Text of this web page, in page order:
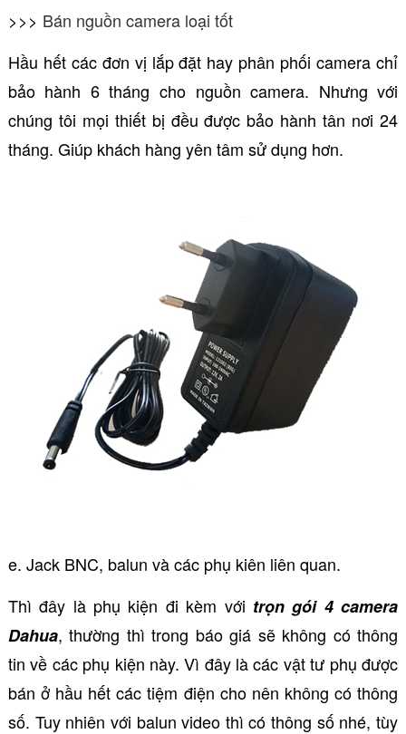
>>> Bán nguồn camera loại tốt
Hầu hết các đơn vị lắp đặt hay phân phối camera chỉ
bảo hành 6 tháng cho nguồn camera. Nhưng với
chúng tôi mọi thiết bị đều được bảo hành tân nơi 24
tháng. Giúp khách hàng yên tâm sử dụng hơn.
e. Jack BNC, balun và các phụ kiên liên quan.
Thì đây là phụ kiện đi kèm với trọn gói 4 camera
Dahua, thường thì trong báo giá sẽ không có thông
tin về các phụ kiện này. Vì đây là các vật tư phụ được
bán ở hầu hết các tiệm điện cho nên không có thông
số. Tuy nhiên với balun video thì có thông số nhé, tùy